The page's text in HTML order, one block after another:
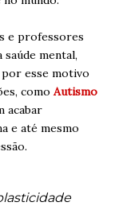
e professores
mental,
esse motivo
como Autismo
acabar
e até mesmo